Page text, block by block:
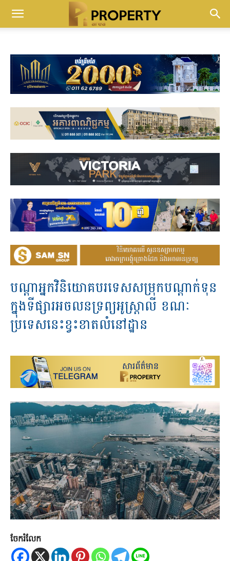
បណ្តាអ្នកវិនិយោគបរទេសសម្រុកបណ្តាក់ទុន
ក្នុងទីផ្សារអចលនទ្រព្យអូស្ត្រាលី ខណៈ
ប្រទេសនេះខ្វះខាតលំនៅដ្ឋាន
ចែករំលែក